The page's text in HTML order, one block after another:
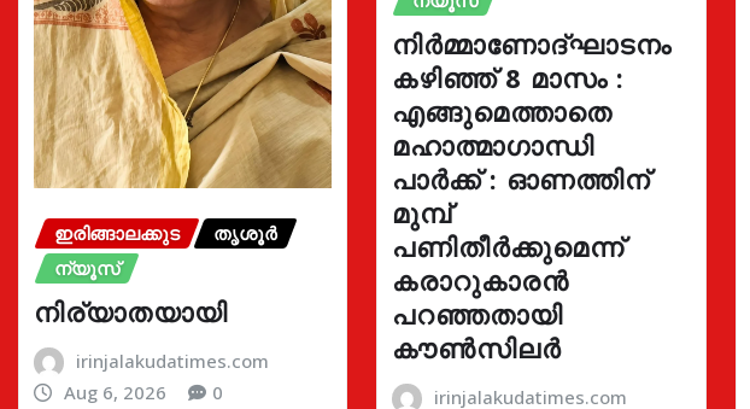
ഇരിങ്ങാലക്കുട
തൃശൂർ
ന്യൂസ്
നിര്യാതയായി
irinjalakudatimes.com
Aug 6, 2026
0
നിർമ്മാണോദ്ഘാടനം
കഴിഞ്ഞ് 8 മാസം :
എങ്ങുമെത്താതെ
മഹാത്മാഗാന്ധി
പാർക്ക് : ഓണത്തിന്
മുമ്പ്
പണിതീർക്കുമെന്ന്
കരാറുകാരൻ
പറഞ്ഞതായി
കൗൺസിലർ
irinjalakudatimes.com